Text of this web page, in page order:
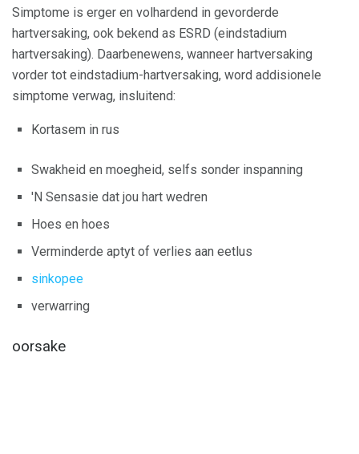
Simptome is erger en volhardend in gevorderde
hartversaking, ook bekend as ESRD (eindstadium
hartversaking). Daarbenewens, wanneer hartversaking
vorder tot eindstadium-hartversaking, word addisionele
simptome verwag, insluitend:
Kortasem in rus
Swakheid en moegheid, selfs sonder inspanning
'N Sensasie dat jou hart wedren
Hoes en hoes
Verminderde aptyt of verlies aan eetlus
sinkopee
verwarring
oorsake